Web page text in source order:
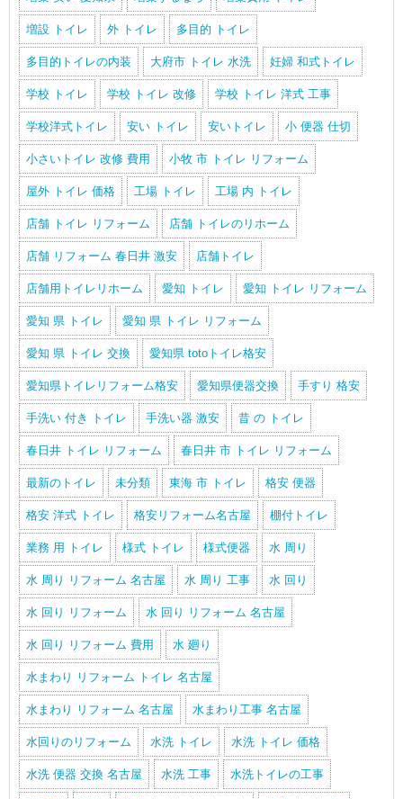
増設 トイレ 外 トイレ 多目的 トイレ
多目的トイレの内装 大府市 トイレ 水洗 妊婦 和式トイレ
学校 トイレ 学校 トイレ 改修 学校 トイレ 洋式 工事
学校洋式トイレ 安い トイレ 安いトイレ 小 便器 仕切
小さいトイレ 改修 費用 小牧 市 トイレ リフォーム
屋外 トイレ 価格 工場 トイレ 工場 内 トイレ
店舗 トイレ リフォーム 店舗 トイレのリホーム
店舗 リフォーム 春日井 激安 店舗トイレ
店舗用トイレリホーム 愛知 トイレ 愛知 トイレ リフォーム
愛知 県 トイレ 愛知 県 トイレ リフォーム
愛知 県 トイレ 交換 愛知県 totoトイレ格安
愛知県トイレリフォーム格安 愛知県便器交換 手すり 格安
手洗い 付き トイレ 手洗い器 激安 昔 の トイレ
春日井 トイレ リフォーム 春日井 市 トイレ リフォーム
最新のトイレ 未分類 東海 市 トイレ 格安 便器
格安 洋式 トイレ 格安リフォーム名古屋 棚付トイレ
業務 用 トイレ 様式 トイレ 様式便器 水 周り
水 周り リフォーム 名古屋 水 周り 工事 水 回り
水 回り リフォーム 水 回り リフォーム 名古屋
水 回り リフォーム 費用 水 廻り
水まわり リフォーム トイレ 名古屋
水まわり リフォーム 名古屋 水まわり工事 名古屋
水回りのリフォーム 水洗 トイレ 水洗 トイレ 価格
水洗 便器 交換 名古屋 水洗 工事 水洗トイレの工事